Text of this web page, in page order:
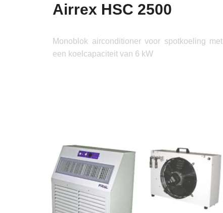
Airrex HSC 2500
Monoblok airconditioner voor spotkoeling met
een koelcapaciteit van 6 kW